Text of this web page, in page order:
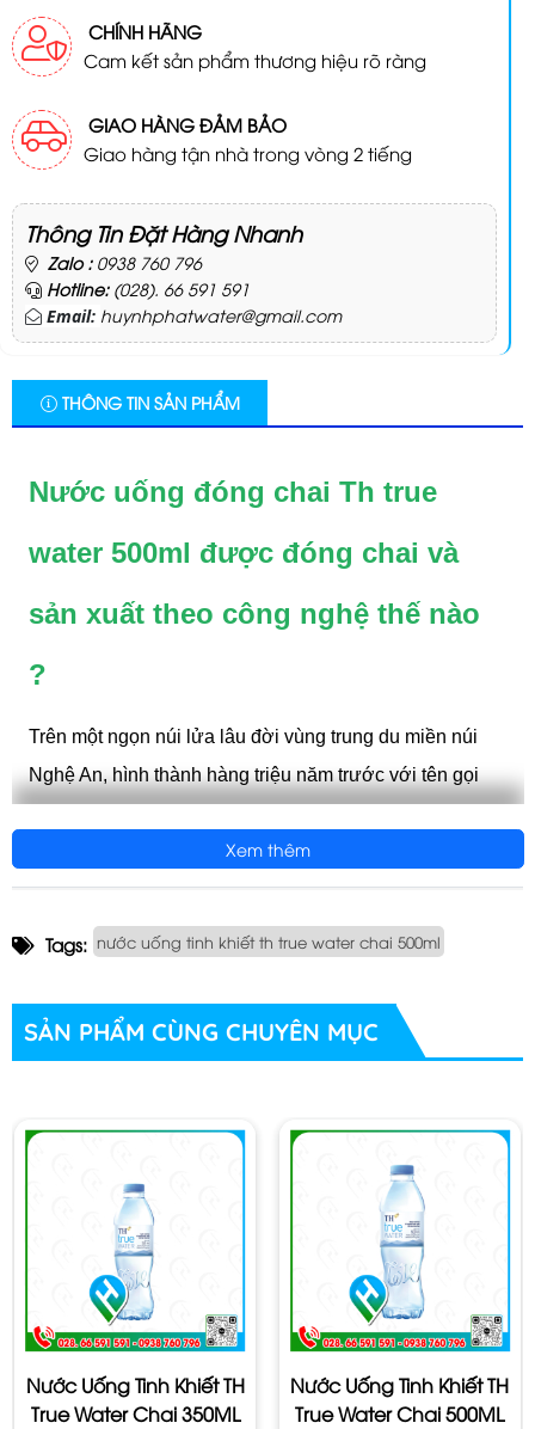
CHÍNH HÃNG
Cam kết sản phẩm thương hiệu rõ ràng
GIAO HÀNG ĐẢM BẢO
Giao hàng tận nhà trong vòng 2 tiếng
Thông Tin Đặt Hàng Nhanh
Zalo : 0938 760 796
Hotline: (028). 66 591 591
Email: huynhphatwater@gmail.com
THÔNG TIN SẢN PHẨM
Nước uống đóng chai Th true
water 500ml được đóng chai và
sản xuất theo công nghệ thế nào
?
Trên một ngọn núi lửa lâu đời vùng trung du miền núi
Nghệ An, hình thành hàng triệu năm trước với tên gọi
nhiệt đới tưới mát thảm thực vật nguyên sơ, ngấm sâu
qua tầng tầng lớp lớp đá núi lửa bazan olivin, lọc đi
những bụi bẩn và tạp chất, hình thành nguồn nước
nước ngầm được các lớp đá bazan bao bọc, cách li với
môi trường bên ngoài nên rất sạch, tinh khiết, ngọt lành,
Được sản xuất hoàn toàn tự nhiên cũng như các loại
Nước Tinh Khiết TH True Water có vị ngọt tự nhiên tốt
cho sức khoẻ mọi người, vì sản xuất từ nguồn nước
ngầm của núi lửa vì thế mọi sản phẩm của Nước Tinh
Khiết TH True Water được sản xuất theo quy trình hiện
đại nhất.
từ hệ thống xử lý nước đến chiết rót và đóng chai.
Xem thêm
Tags: nước uống tinh khiết th true water chai 500ml
SẢN PHẨM CÙNG CHUYÊN MỤC
Nước Uống Tinh Khiết TH
True Water Chai 350ML
Nước Uống Tinh Khiết TH
True Water Chai 500ML